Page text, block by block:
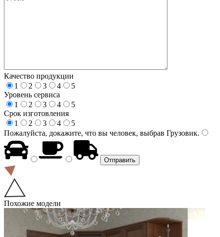
Качество продукции
1
2 3 4
5
Уровень сервиса
1
2 3 4
5
Срок изготовления
1
2 3 4
5
Пожалуйста, докажите, что вы человек, выбрав Грузовик.
Похожие модели